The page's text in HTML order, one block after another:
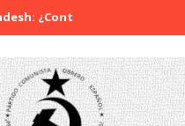
¿Continuidad o revolución?